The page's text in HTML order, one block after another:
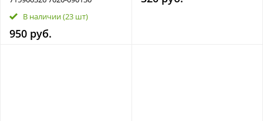
В наличии(23 шт)
950 руб.